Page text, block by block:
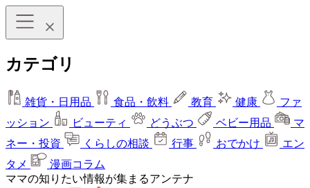
カテゴリ
雑貨・日用品 食品・飲料 教育 健康
ファ
ッション
ビューティ どうぶつ ベビー用品
マ
ネー・投資
くらしの相談 行事 おでかけ
エン
タメ
漫画コラム
ママの知りたい情報が集まるアンテナ